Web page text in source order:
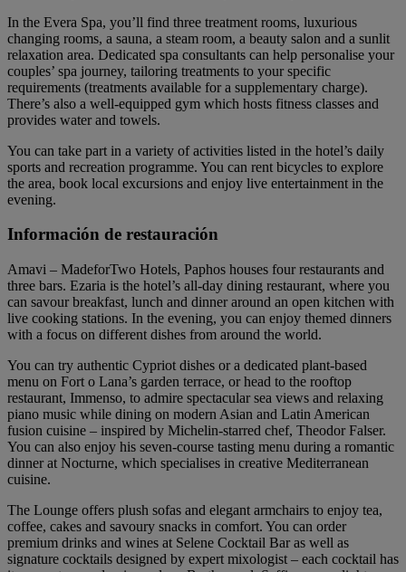
In the Evera Spa, you’ll find three treatment rooms, luxurious
changing rooms, a sauna, a steam room, a beauty salon and a sunlit
relaxation area. Dedicated spa consultants can help personalise your
couples’ spa journey, tailoring treatments to your specific
requirements (treatments available for a supplementary charge).
There’s also a well-equipped gym which hosts fitness classes and
provides water and towels.
You can take part in a variety of activities listed in the hotel’s daily
sports and recreation programme. You can rent bicycles to explore
the area, book local excursions and enjoy live entertainment in the
evening.
Información de restauración
Amavi – MadeforTwo Hotels, Paphos houses four restaurants and
three bars. Ezaria is the hotel’s all-day dining restaurant, where you
can savour breakfast, lunch and dinner around an open kitchen with
live cooking stations. In the evening, you can enjoy themed dinners
with a focus on different dishes from around the world.
You can try authentic Cypriot dishes or a dedicated plant-based
menu on Fort o Lana’s garden terrace, or head to the rooftop
restaurant, Immenso, to admire spectacular sea views and relaxing
piano music while dining on modern Asian and Latin American
fusion cuisine – inspired by Michelin-starred chef, Theodor Falser.
You can also enjoy his seven-course tasting menu during a romantic
dinner at Nocturne, which specialises in creative Mediterranean
cuisine.
The Lounge offers plush sofas and elegant armchairs to enjoy tea,
coffee, cakes and savoury snacks in comfort. You can order
premium drinks and wines at Selene Cocktail Bar as well as
signature cocktails designed by expert mixologist – each cocktail has